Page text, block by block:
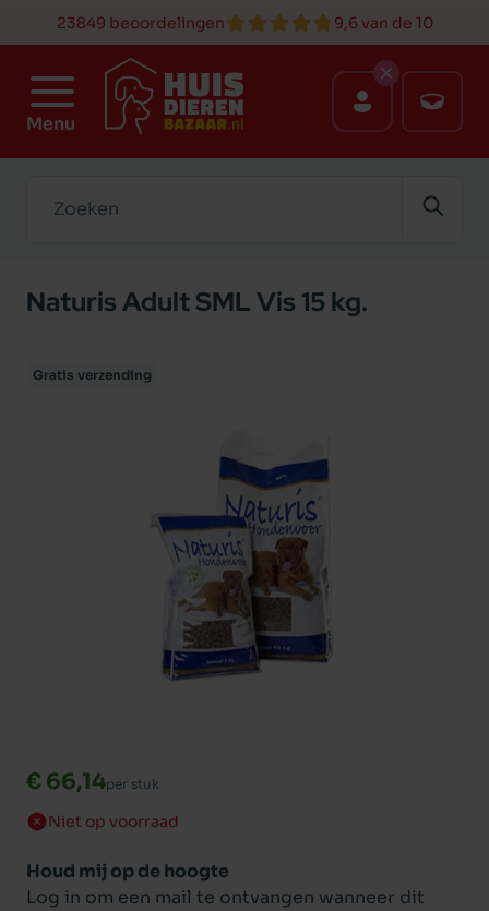
23849 beoordelingen 9,6 van de 10
Menu
Naturis Adult SML Vis 15 kg.
Gratis verzending
€ 66,14per stuk
Niet op voorraad
Houd mij op de hoogte
Log in om een mail te ontvangen wanneer dit